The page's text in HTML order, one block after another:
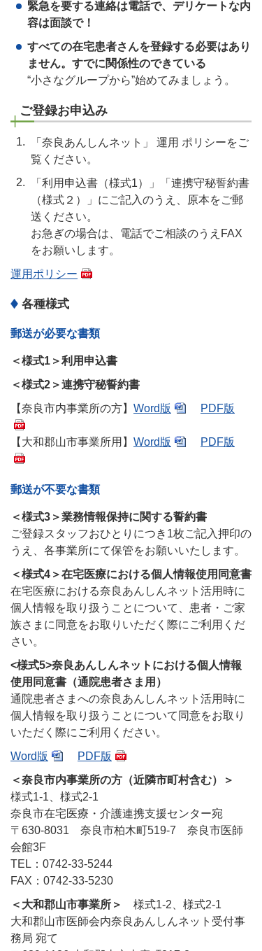
緊急を要する連絡は電話で、デリケートな内
容は面談で！
すべての在宅患者さんを登録する必要はあり
ません。すでに関係性のできている
“小さなグループから”始めてみましょう。
ご登録お申込み
「奈良あんしんネット」 運用 ポリシーをご
覧ください。
「利用申込書（様式1）」「連携守秘誓約書
（様式２）」にご記入のうえ、原本をご郵
送ください。
お急ぎの場合は、電話でご相談のうえFAX
をお願いします。
運用ポリシー
各種様式
郵送が必要な書類
＜様式1＞利用申込書
＜様式2＞連携守秘誓約書
【奈良市内事業所の方】 Word版 PDF版
【大和郡山市事業所用】 Word版 PDF版
郵送が不要な書類
＜様式3＞業務情報保持に関する誓約書
ご登録スタッフおひとりにつき1枚ご記入押印の
うえ、各事業所にて保管をお願いいたします。
＜様式4＞在宅医療における個人情報使用同意書
在宅医療における奈良あんしんネット活用時に
個人情報を取り扱うことについて、患者・ご家
族さまに同意をお取りいただく際にご利用くだ
さい。
<様式5>奈良あんしんネットにおける個人情報
使用同意書（通院患者さま用）
通院患者さまへの奈良あんしんネット活用時に
個人情報を取り扱うことについて同意をお取り
いただく際にご利用ください。
Word版
PDF版
＜奈良市内事業所の方（近隣市町村含む）＞
様式1-1、様式2-1
奈良市在宅医療・介護連携支援センター宛
〒630-8031 奈良市柏木町519-7 奈良市医師
会館3F
TEL：0742-33-5244
FAX：0742-33-5230
＜大和郡山市事業所＞
様式1-2、様式2-1
大和郡山市医師会内奈良あんしんネット受付事
務局 宛て